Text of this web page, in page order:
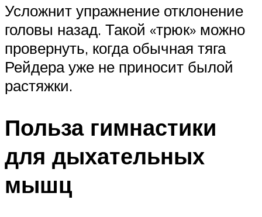
Усложнит упражнение отклонение
головы назад. Такой «трюк» можно
провернуть, когда обычная тяга
Рейдера уже не приносит былой
растяжки.
Польза гимнастики
для дыхательных
мышц